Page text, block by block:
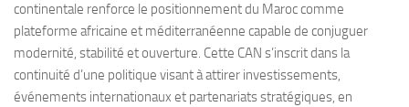
continentale renforce le positionnement du Maroc comme
plateforme africaine et méditerranéenne capable de conjuguer
modernité, stabilité et ouverture. Cette CAN s’inscrit dans la
continuité d’une politique visant à attirer investissements,
événements internationaux et partenariats stratégiques, en